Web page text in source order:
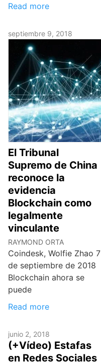
Read more
septiembre 9, 2018
El Tribunal
Supremo de China
reconoce la
evidencia
Blockchain como
legalmente
vinculante
RAYMOND ORTA
Coindesk, Wolfie Zhao 7
de septiembre de 2018
Blockchain ahora se
puede
Read more
junio 2, 2018
(+Vídeo) Estafas
en Redes Sociales